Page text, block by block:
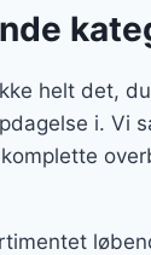
helt det,
i. Vi